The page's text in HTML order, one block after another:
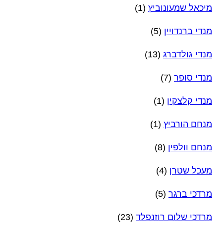
מיכאל שמעונוביץ (1)
מנדי ברנדויין (5)
מנדי גולדברג (13)
מנדי סופר (7)
מנדי קלצקין (1)
מנחם הורביץ (1)
מנחם וולפין (8)
מעכל שטרן (4)
מרדכי ברגר (5)
מרדכי שלום רוזנפלד (23)